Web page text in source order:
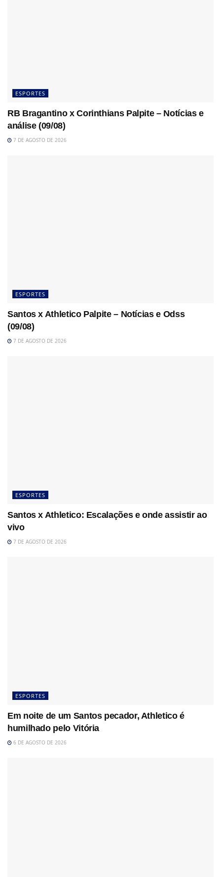
ESPORTES
RB Bragantino x Corinthians Palpite – Notícias e
análise (09/08)
7 DE AGOSTO DE 2026
ESPORTES
Santos x Athletico Palpite – Notícias e Odss
(09/08)
7 DE AGOSTO DE 2026
ESPORTES
Santos x Athletico: Escalações e onde assistir ao
vivo
7 DE AGOSTO DE 2026
ESPORTES
Em noite de um Santos pecador, Athletico é
humilhado pelo Vitória
6 DE AGOSTO DE 2026